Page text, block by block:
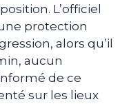
L’officiel
protection
alors qu’il
aucun
de ce
sur les lieux